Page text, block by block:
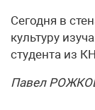
Сегодня в
культуру
студента из
Павел